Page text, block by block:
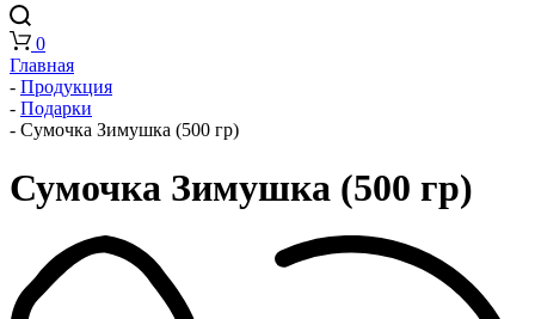
0
Главная
- Продукция
- Подарки
- Сумочка Зимушка (500 гр)
Сумочка Зимушка (500 гр)